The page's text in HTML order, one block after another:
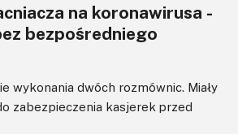
na koronawirusa -
bezpośredniego
wykonania dwóch rozmównic. Miały
zabezpieczenia kasjerek przed